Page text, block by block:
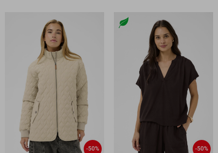
-50% -50%